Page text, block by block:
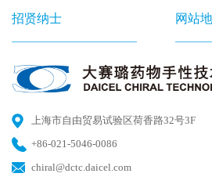
招贤纳士 网站
上海市自由贸易试验区荷香路32号3F
+86-021-5046-0086
chiral@dctc.daicel.com